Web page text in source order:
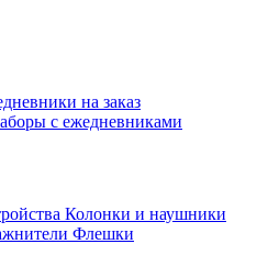
на заказ
с ежедневниками
Колонки и наушники
Флешки